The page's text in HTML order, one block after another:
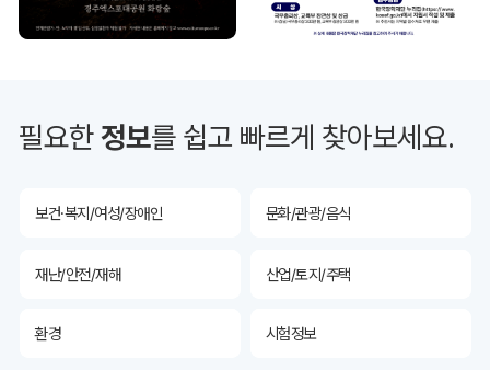
필요한정보를 쉽고 빠르게 찾아보세요.
투자유치 공공데이터&통계
산림 해양/수산
보건·복지/여성/장애인 문화/관광/음식
재난/안전/재해 산업/토지/주택
환경 시험정보